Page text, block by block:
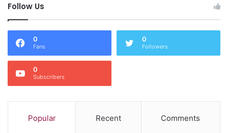
Follow Us
0
Fans
0
Followers
0
Subscribers
Popular Recent Comments